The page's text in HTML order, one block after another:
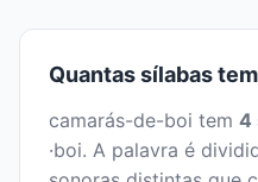
Quantas sílabas
camarás-de-boi tem 4
·boi. A palavra é